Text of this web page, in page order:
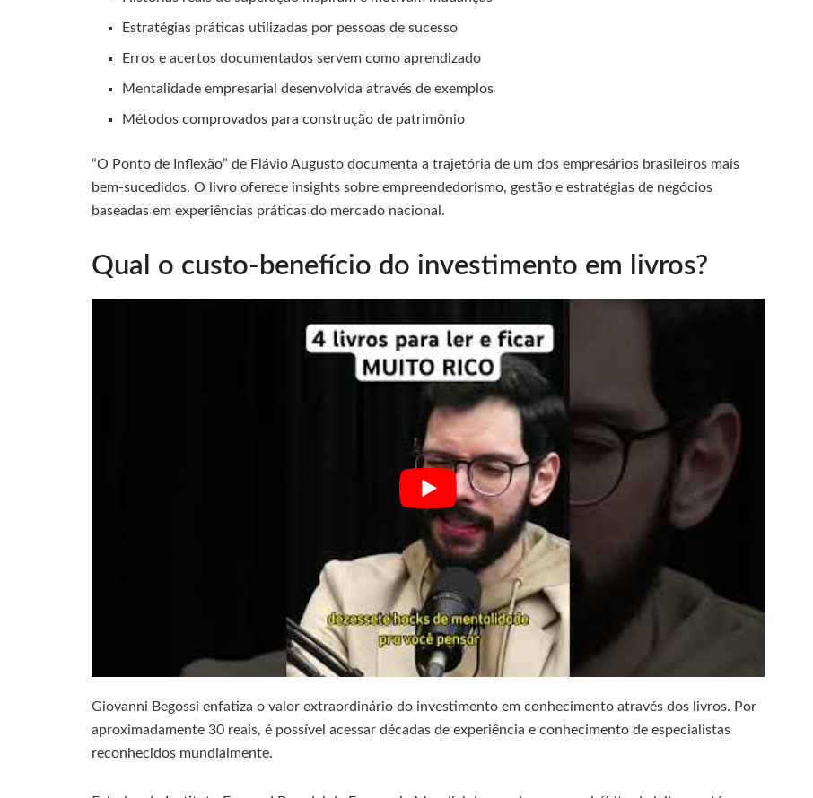
Estratégias práticas utilizadas por pessoas de sucesso
Erros e acertos documentados servem como aprendizado
Mentalidade empresarial desenvolvida através de exemplos
Métodos comprovados para construção de patrimônio
“O Ponto de Inflexão” de Flávio Augusto documenta a trajetória de um dos empresários brasileiros mais
bem-sucedidos. O livro oferece insights sobre empreendedorismo, gestão e estratégias de negócios
baseadas em experiências práticas do mercado nacional.
Qual o custo-benefício do investimento em livros?
Giovanni Begossi enfatiza o valor extraordinário do investimento em conhecimento através dos livros. Por
aproximadamente 30 reais, é possível acessar décadas de experiência e conhecimento de especialistas
reconhecidos mundialmente.